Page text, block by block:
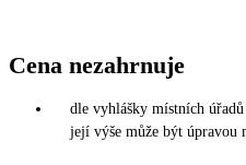
Cena nezahrnuje
dle vyhlášky místních
její výše může být úpravou